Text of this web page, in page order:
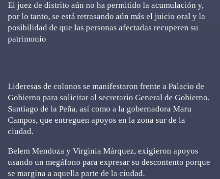
El juez de distrito aún no ha permitido la acumulación y,
por lo tanto, se está retrasando aún más el juicio oral y la
posibilidad de que las personas afectadas recuperen su
patrimonio
Lideresas de colonos se manifestaron frente a Palacio de
Gobierno para solicitar al secretario General de Gobierno,
Santiago de la Peña, así como a la gobernadora Maru
Campos, que entreguen apoyos en la zona sur de la
ciudad.
Belem Mendoza y Virginia Márquez, exigieron apoyos
usando un megáfono para expresar su descontento porque
se margina a aquella parte de la ciudad.